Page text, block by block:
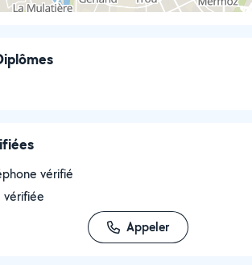
vérifié
Appeler